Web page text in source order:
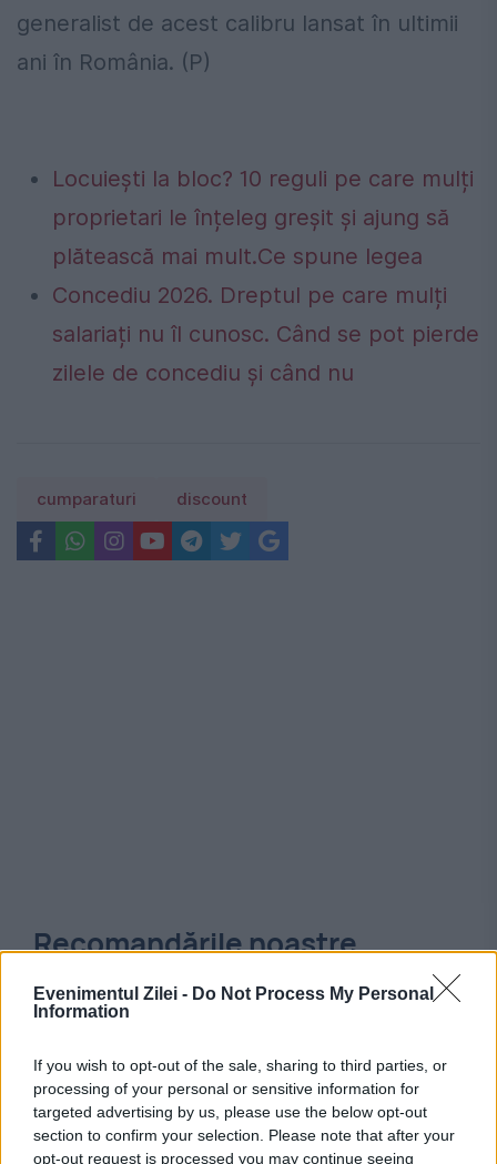
Evenimentul Zilei - Do Not Process My Personal
Information
If you wish to opt-out of the sale, sharing to third parties, or
processing of your personal or sensitive information for
targeted advertising by us, please use the below opt-out
section to confirm your selection. Please note that after your
opt-out request is processed you may continue seeing
generalist de acest calibru lansat în ultimii
ani în România. (P)
Locuiești la bloc? 10 reguli pe care mulți
proprietari le înțeleg greșit și ajung să
plătească mai mult.Ce spune legea
Concediu 2026. Dreptul pe care mulți
salariați nu îl cunosc. Când se pot pierde
zilele de concediu și când nu
cumparaturi discount
Recomandările noastre